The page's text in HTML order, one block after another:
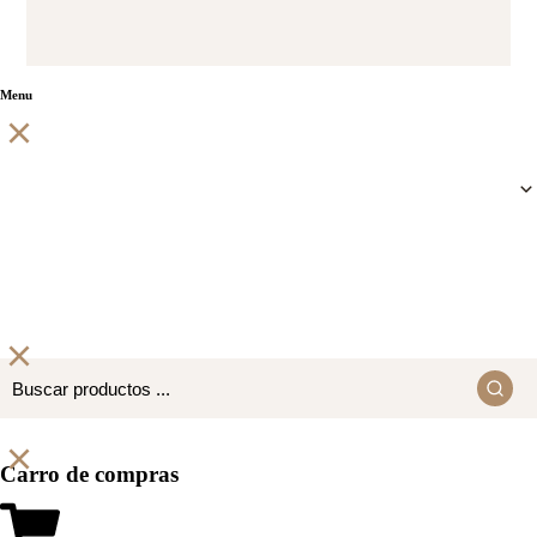
Menu
Carro de compras